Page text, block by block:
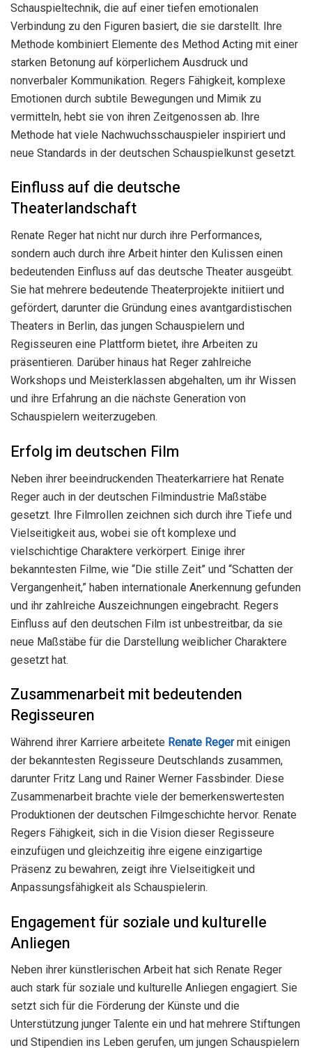
Schauspieltechnik, die auf einer tiefen emotionalen
Verbindung zu den Figuren basiert, die sie darstellt. Ihre
Methode kombiniert Elemente des Method Acting mit einer
starken Betonung auf körperlichem Ausdruck und
nonverbaler Kommunikation. Regers Fähigkeit, komplexe
Emotionen durch subtile Bewegungen und Mimik zu
vermitteln, hebt sie von ihren Zeitgenossen ab. Ihre
Methode hat viele Nachwuchsschauspieler inspiriert und
neue Standards in der deutschen Schauspielkunst gesetzt.
Einfluss auf die deutsche
Theaterlandschaft
Renate Reger hat nicht nur durch ihre Performances,
sondern auch durch ihre Arbeit hinter den Kulissen einen
bedeutenden Einfluss auf das deutsche Theater ausgeübt.
Sie hat mehrere bedeutende Theaterprojekte initiiert und
gefördert, darunter die Gründung eines avantgardistischen
Theaters in Berlin, das jungen Schauspielern und
Regisseuren eine Plattform bietet, ihre Arbeiten zu
präsentieren. Darüber hinaus hat Reger zahlreiche
Workshops und Meisterklassen abgehalten, um ihr Wissen
und ihre Erfahrung an die nächste Generation von
Schauspielern weiterzugeben.
Erfolg im deutschen Film
Neben ihrer beeindruckenden Theaterkarriere hat Renate
Reger auch in der deutschen Filmindustrie Maßstäbe
gesetzt. Ihre Filmrollen zeichnen sich durch ihre Tiefe und
Vielseitigkeit aus, wobei sie oft komplexe und
vielschichtige Charaktere verkörpert. Einige ihrer
bekanntesten Filme, wie “Die stille Zeit” und “Schatten der
Vergangenheit,” haben internationale Anerkennung gefunden
und ihr zahlreiche Auszeichnungen eingebracht. Regers
Einfluss auf den deutschen Film ist unbestreitbar, da sie
neue Maßstäbe für die Darstellung weiblicher Charaktere
gesetzt hat.
Zusammenarbeit mit bedeutenden
Regisseuren
Während ihrer Karriere arbeitete Renate Regermit einigen
der bekanntesten Regisseure Deutschlands zusammen,
darunter Fritz Lang und Rainer Werner Fassbinder. Diese
Zusammenarbeit brachte viele der bemerkenswertesten
Produktionen der deutschen Filmgeschichte hervor. Renate
Regers Fähigkeit, sich in die Vision dieser Regisseure
einzufügen und gleichzeitig ihre eigene einzigartige
Präsenz zu bewahren, zeigt ihre Vielseitigkeit und
Anpassungsfähigkeit als Schauspielerin.
Engagement für soziale und kulturelle
Anliegen
Neben ihrer künstlerischen Arbeit hat sich Renate Reger
auch stark für soziale und kulturelle Anliegen engagiert. Sie
setzt sich für die Förderung der Künste und die
Unterstützung junger Talente ein und hat mehrere Stiftungen
und Stipendien ins Leben gerufen, um jungen Schauspielern